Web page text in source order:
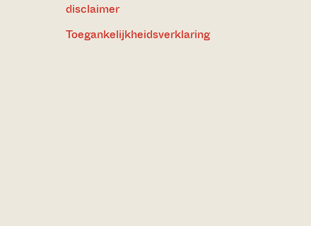
disclaimer
Toegankelijkheidsverklaring